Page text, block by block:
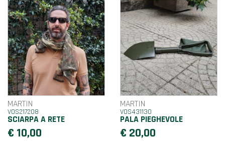
MARTIN
VOS217208
SCIARPA A RETE
€ 10,00
MARTIN
VOS431130
PALA PIEGHEVOLE
€ 20,00